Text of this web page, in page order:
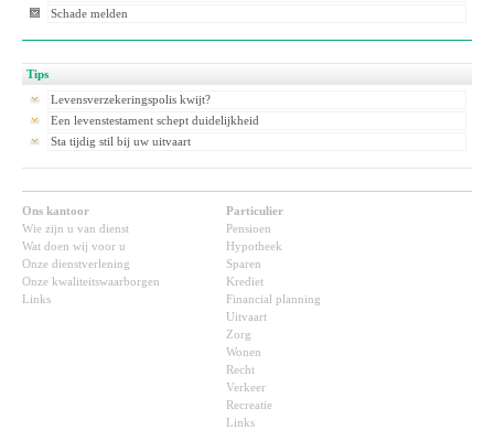
Schade melden
Tips
Levensverzekeringspolis kwijt?
Een levenstestament schept duidelijkheid
Sta tijdig stil bij uw uitvaart
Ons kantoor
Wie zijn u van dienst
Wat doen wij voor u
Onze dienstverlening
Onze kwaliteitswaarborgen
Links
Particulier
Pensioen
Hypotheek
Sparen
Krediet
Financial planning
Uitvaart
Zorg
Wonen
Recht
Verkeer
Recreatie
Links